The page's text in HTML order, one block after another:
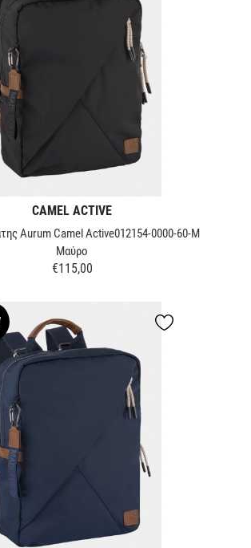
CAMEL ACTIVE
Aurum Camel Active012154-0000-60-M
Μαύρο
Τιμή
€115,00